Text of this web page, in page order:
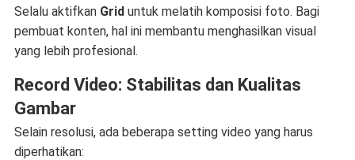
Selalu aktifkan Griduntuk melatih komposisi foto. Bagi
pembuat konten, hal ini membantu menghasilkan visual
yang lebih profesional.
Record Video: Stabilitas dan Kualitas
Gambar
Selain resolusi, ada beberapa setting video yang harus
diperhatikan: